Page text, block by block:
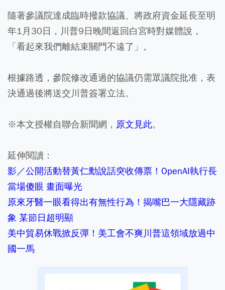
隨著參議院達成臨時撥款協議、將政府資金延長至明
年1月30日，川普9日晚間返回白宮時對媒體說，
「看起來我們離結束關門不遠了」。
根據路透，參院修改通過的協議仍需眾議院批准，表
決通過後將送交川普簽署立法。
※本文授權自聯合新聞網， 原文見此。
延伸閱讀：
影／公開活動替黃仁勳說話突收傳票！OpenAI執行長
當場傻眼 畫面曝光
原來牙醫一眼看得出有無性行為！揭嘴巴一大隱藏跡
象 某節日超明顯
美中貿易休戰掀反彈！美工會不爽川普這領域放過中
國一馬